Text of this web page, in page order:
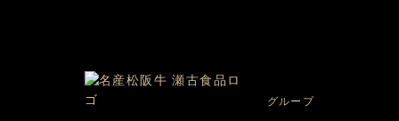
グループ